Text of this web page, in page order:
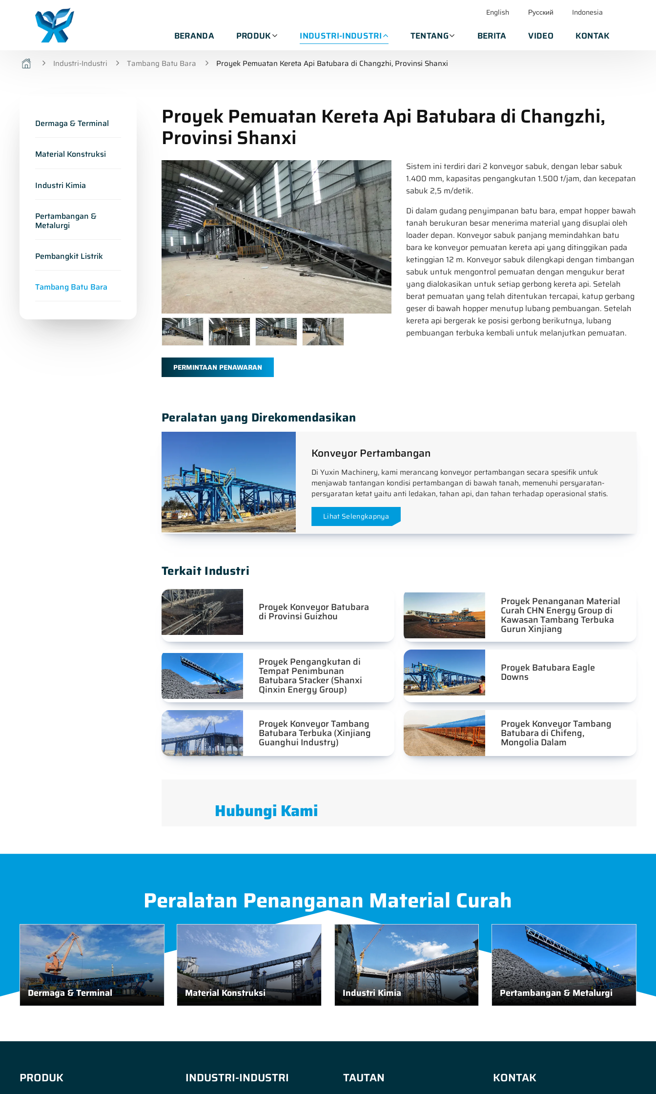
English Русский Indonesia
BERANDA PRODUK INDUSTRI-INDUSTRI TENTANG BERITA VIDEO KONTAK
Industri-Industri Tambang Batu Bara Proyek Pemuatan Kereta Api Batubara di Changzhi, Provinsi Shanxi
Proyek Pemuatan Kereta Api Batubara di Changzhi,
Provinsi Shanxi
PERMINTAAN PENAWARAN
Sistem ini terdiri dari 2 konveyor sabuk, dengan lebar sabuk
1.400 mm, kapasitas pengangkutan 1.500 t/jam, dan kecepatan
sabuk 2,5 m/detik.
Di dalam gudang penyimpanan batu bara, empat hopper bawah
tanah berukuran besar menerima material yang disuplai oleh
loader depan. Konveyor sabuk panjang memindahkan batu
bara ke konveyor pemuatan kereta api yang ditinggikan pada
ketinggian 12 m. Konveyor sabuk dilengkapi dengan timbangan
sabuk untuk mengontrol pemuatan dengan mengukur berat
yang dialokasikan untuk setiap gerbong kereta api. Setelah
berat pemuatan yang telah ditentukan tercapai, katup gerbang
geser di bawah hopper menutup lubang pembuangan. Setelah
kereta api bergerak ke posisi gerbong berikutnya, lubang
pembuangan terbuka kembali untuk melanjutkan pemuatan.
Peralatan yang Direkomendasikan
Konveyor Pertambangan
Di Yuxin Machinery, kami merancang konveyor pertambangan secara spesifik untuk
menjawab tantangan kondisi pertambangan di bawah tanah, memenuhi persyaratan-
persyaratan ketat yaitu anti ledakan, tahan api, dan tahan terhadap operasional statis.
Lihat Selengkapnya
Terkait Industri
Proyek Konveyor Batubara
di Provinsi Guizhou
Proyek Penanganan Material
Curah CHN Energy Group di
Kawasan Tambang Terbuka
Gurun Xinjiang
Proyek Pengangkutan di
Tempat Penimbunan
Batubara Stacker (Shanxi
Qinxin Energy Group)
Proyek Batubara Eagle
Downs
Proyek Konveyor Tambang
Batubara Terbuka (Xinjiang
Guanghui Industry)
Proyek Konveyor Tambang
Batubara di Chifeng,
Mongolia Dalam
Hubungi Kami
Dermaga & Terminal
Material Konstruksi
Industri Kimia
Pertambangan &
Metalurgi
Pembangkit Listrik
Tambang Batu Bara
Peralatan Penanganan Material Curah
Dermaga & Terminal Material Konstruksi Industri Kimia Pertambangan & Metalurgi
PRODUK INDUSTRI-INDUSTRI TAUTAN KONTAK